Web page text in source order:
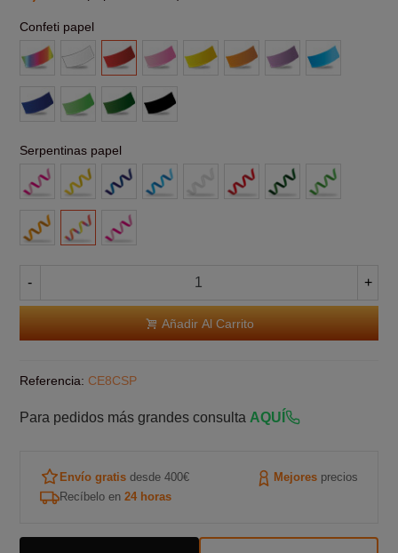
Confeti papel
MulticolorBlanco Rojo Rosa Amarillo Naranja Morado
Azul
claro
Azul
Verde
claro
Verde
Oscuro
Negro
Serpentinas papel
Rosa
Amarillas Azul
Azul
Claro
Roja Verde
Verde
Claro
Naranja
MulticolorRosas
- +
Añadir Al Carrito
Referencia: CE8CSP
Para pedidos más grandes consulta AQUÍ
Envío gratisdesde 400€ Mejores precios
Recíbelo en 24 horas